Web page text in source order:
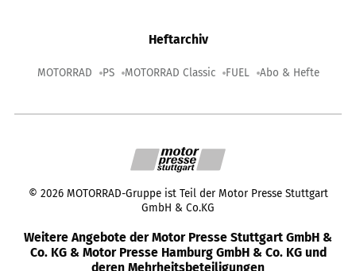
Heftarchiv
MOTORRAD PS MOTORRAD Classic FUEL Abo & Hefte
© 2026 MOTORRAD-Gruppe ist Teil der Motor Presse Stuttgart
GmbH & Co.KG
Weitere Angebote der Motor Presse Stuttgart GmbH &
Co. KG & Motor Presse Hamburg GmbH & Co. KG und
deren Mehrheitsbeteiligungen